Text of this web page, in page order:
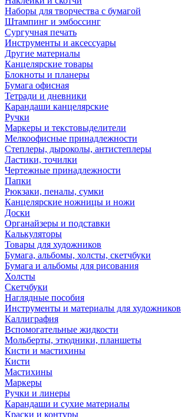
Наборы для творчества с бумагой
Штампинг и эмбоссинг
Сургучная печать
Инструменты и аксессуары
Другие материалы
Канцелярские товары
Блокноты и планеры
Бумага офисная
Тетради и дневники
Карандаши канцелярские
Ручки
Маркеры и текстовыделители
Мелкоофисные принадлежности
Степлеры, дыроколы, антистеплеры
Ластики, точилки
Чертежные принадлежности
Папки
Рюкзаки, пеналы, сумки
Канцелярские ножницы и ножи
Доски
Органайзеры и подставки
Калькуляторы
Товары для художников
Бумага, альбомы, холсты, скетчбуки
Бумага и альбомы для рисования
Холсты
Скетчбуки
Наглядные пособия
Инструменты и материалы для художников
Каллиграфия
Вспомогательные жидкости
Мольберты, этюдники, планшеты
Кисти и мастихины
Кисти
Мастихины
Маркеры
Ручки и линеры
Карандаши и сухие материалы
Краски и контуры